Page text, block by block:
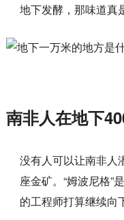
地下发酵，那味道真
南非人在地下
没有人可以让南非人
座金矿。“姆波尼格”
的工程师打算继续向